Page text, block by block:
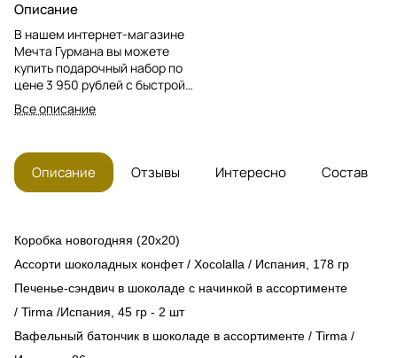
Описание
В нашем интернет-магазине
Мечта Гурмана вы можете
купить подарочный набор по
цене 3 950 рублей с быстрой
доставкой по Москве и МО! В
набор входят: турроны,
Все описание
Описание Отзывы Интересно Состав
Коробка новогодняя (20x20)
Ассорти шоколадных конфет / Xocolalla / Испания, 178 гр
Печенье-сэндвич в шоколаде с начинкой в ассортименте
/ Tirma /Испания, 45 гр - 2 шт
Вафельный батончик в шоколаде в ассортименте / Tirma /